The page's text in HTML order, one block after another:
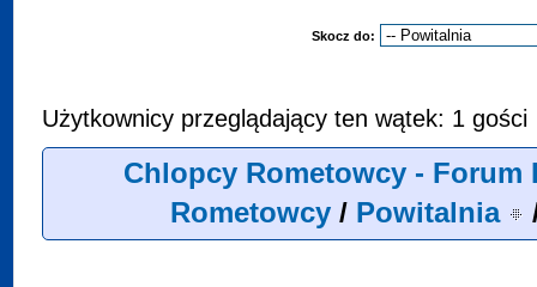
Skocz do:
Użytkownicy przeglądający ten wątek: 1 gości
Chlopcy Rometowcy - Forum
Rometowcy / Powitalnia